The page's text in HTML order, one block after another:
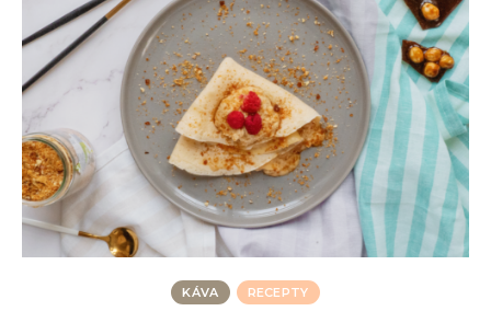
KÁVA RECEPTY